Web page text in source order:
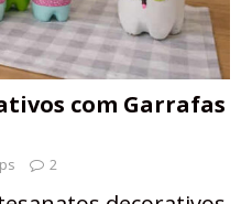
com Garrafas
2